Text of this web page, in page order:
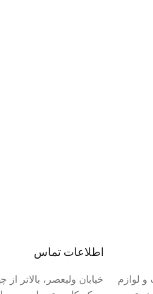
قطعات و لوازم
اطلاعات تماس
خیابان ولیعصر، بالاتر